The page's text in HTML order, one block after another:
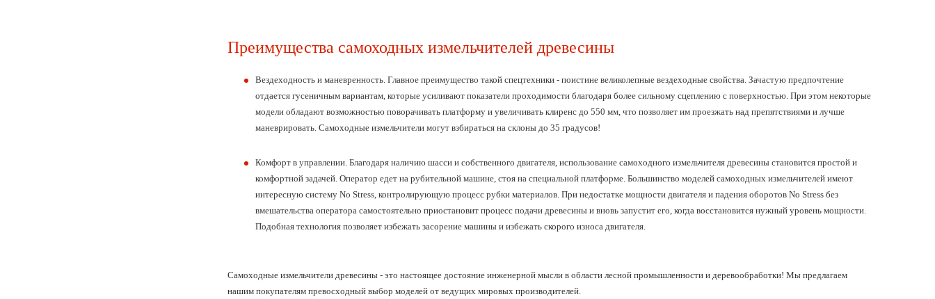
Преимущества самоходных измельчителей древесины
Вездеходность и маневренность. Главное преимущество такой спецтехники - поистине великолепные вездеходные свойства. Зачастую предпочтение
отдается гусеничным вариантам, которые усиливают показатели проходимости благодаря более сильному сцеплению с поверхностью. При этом некоторые
модели обладают возможностью поворачивать платформу и увеличивать клиренс до 550 мм, что позволяет им проезжать над препятствиями и лучше
маневрировать. Самоходные измельчители могут взбираться на склоны до 35 градусов!
Комфорт в управлении. Благодаря наличию шасси и собственного двигателя, использование самоходного измельчителя древесины становится простой и
комфортной задачей. Оператор едет на рубительной машине, стоя на специальной платформе. Большинство моделей самоходных измельчителей имеют
интересную систему No Stress, контролирующую процесс рубки материалов. При недостатке мощности двигателя и падения оборотов No Stress без
вмешательства оператора самостоятельно приостановит процесс подачи древесины и вновь запустит его, когда восстановится нужный уровень мощности.
Подобная технология позволяет избежать засорение машины и избежать скорого износа двигателя.
Самоходные измельчители древесины - это настоящее достояние инженерной мысли в области лесной промышленности и деревообработки! Мы предлагаем
нашим покупателям превосходный выбор моделей от ведущих мировых производителей.